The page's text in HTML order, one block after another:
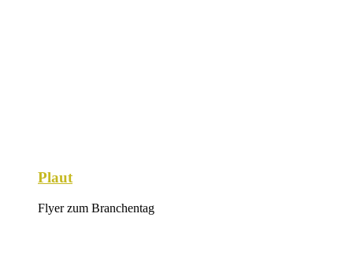
Plaut
Flyer zum Branchentag